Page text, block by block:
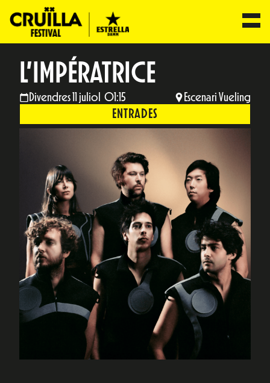
L’IMPÉRATRICE
Divendres 11 juliol 01:15 Escenari Vueling
ENTRADES